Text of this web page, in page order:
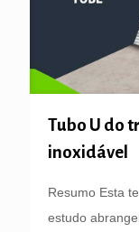
Tubo U do
inoxidável
Resumo Esta
estudo